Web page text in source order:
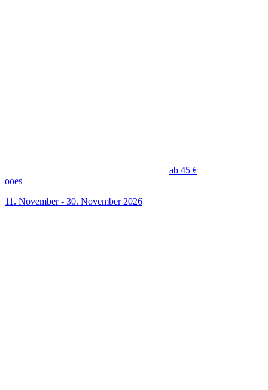
ab 45 €
ooes
11. November - 30. November 2026